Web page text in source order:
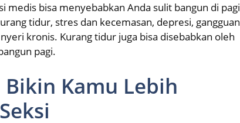
medis bisa menyebabkan Anda sulit bangun di pagi
tidur, stres dan kecemasan, depresi, gangguan
kronis. Kurang tidur juga bisa disebabkan oleh
pagi.
Kamu Lebih